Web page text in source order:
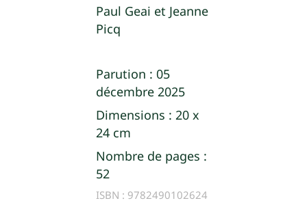
Paul Geai et Jeanne
Picq
Parution : 05
décembre 2025
Dimensions : 20 x
24 cm
Nombre de pages :
52
ISBN : 9782490102624